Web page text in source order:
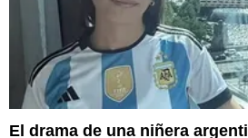
El drama de una niñera